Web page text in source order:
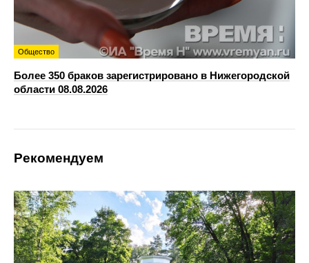
Общество
Более 350 браков зарегистрировано в Нижегородской
области 08.08.2026
Рекомендуем